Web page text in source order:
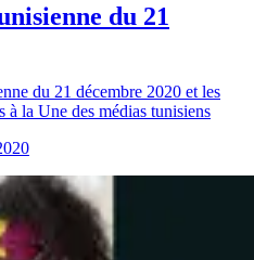
du 21
du 21 décembre 2020 et les
la Une des médias tunisiens